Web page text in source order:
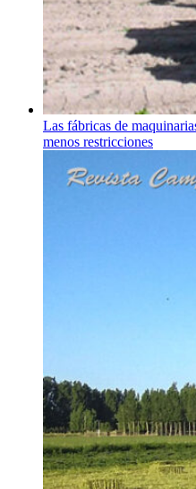
Las fábricas de
menos restricciones